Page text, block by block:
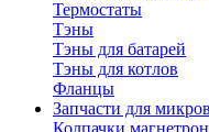
Термостаты
Тэны
Тэны для батарей
Тэны для котлов
Фланцы
Запчасти для
Колпачки